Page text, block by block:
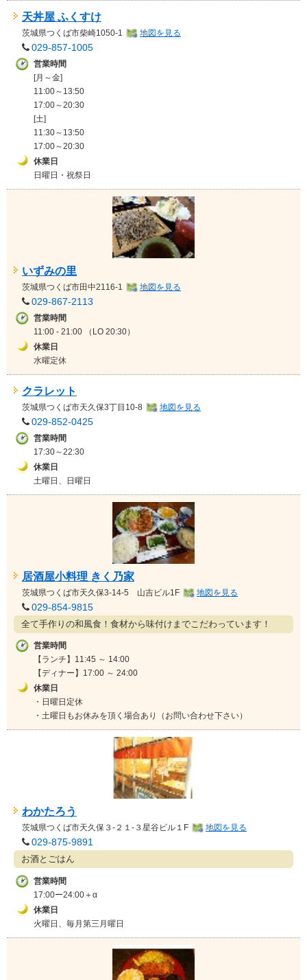
天丼屋 ふくすけ
茨城県つくば市柴崎1050-1 地図を見る
029-857-1005
営業時間
[月～金]
11:00～13:50
17:00～20:30
[土]
11:30～13:50
17:00～20:30
休業日
日曜日・祝祭日
いずみの里
茨城県つくば市田中2116-1 地図を見る
029-867-2113
営業時間
11:00 - 21:00 （LO 20:30）
休業日
水曜定休
クラレット
茨城県つくば市天久保3丁目10-8 地図を見る
029-852-0425
営業時間
17:30～22:30
休業日
土曜日、日曜日
居酒屋小料理 きく乃家
茨城県つくば市天久保3-14-5 山吉ビル1F 地図を見る
029-854-9815
全て手作りの和風食！食材から味付けまでこだわっています！
営業時間
【ランチ】11:45 ～ 14:00
【ディナー】17:00 ～ 24:00
休業日
・日曜日定休
・土曜日もお休みを頂く場合あり（お問い合わせ下さい）
わかたろう
茨城県つくば市天久保３-２１-３星谷ビル１F 地図を見る
029-875-9891
お酒とごはん
営業時間
17:00ー24:00＋α
休業日
火曜日、毎月第三月曜日